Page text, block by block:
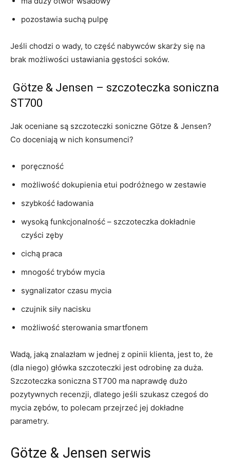
pozostawia suchą pulpę
Jeśli chodzi o wady, to część nabywców skarży się na
brak możliwości ustawiania gęstości soków.
Götze & Jensen – szczoteczka soniczna
ST700
Jak oceniane są szczoteczki soniczne Götze & Jensen?
Co doceniają w nich konsumenci?
poręczność
możliwość dokupienia etui podróżnego w zestawie
szybkość ładowania
wysoką funkcjonalność – szczoteczka dokładnie
czyści zęby
cichą praca
mnogość trybów mycia
sygnalizator czasu mycia
czujnik siły nacisku
możliwość sterowania smartfonem
Wadą, jaką znalazłam w jednej z opinii klienta, jest to, że
(dla niego) główka szczoteczki jest odrobinę za duża.
Szczoteczka soniczna ST700 ma naprawdę dużo
pozytywnych recenzji, dlatego jeśli szukasz czegoś do
mycia zębów, to polecam przejrzeć jej dokładne
parametry.
Götze & Jensen serwis